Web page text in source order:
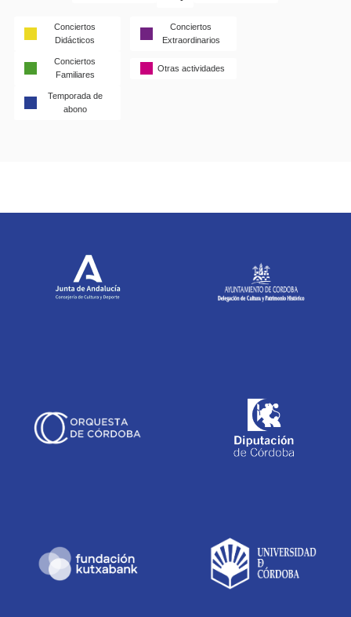
Conciertos
Didácticos
Conciertos
Extraordinarios
Conciertos
Familiares
Otras actividades
Temporada de
abono